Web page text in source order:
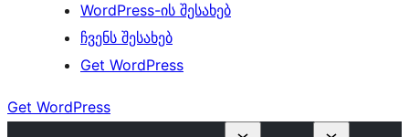
WordPress-ის შესახებ
ჩვენს შესახებ
Get WordPress
Get WordPress